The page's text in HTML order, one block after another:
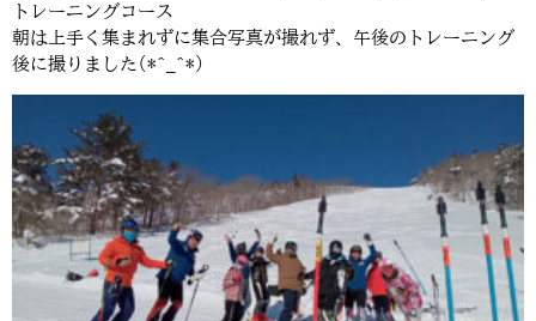
トレーニングコース
朝は上手く集まれずに集合写真が撮れず、午後のトレーニング
後に撮りました(*^_^*)